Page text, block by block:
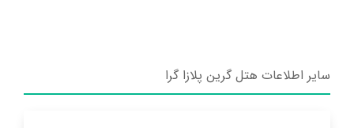
سایر اطلاعات هتل گرین پلازا گرا